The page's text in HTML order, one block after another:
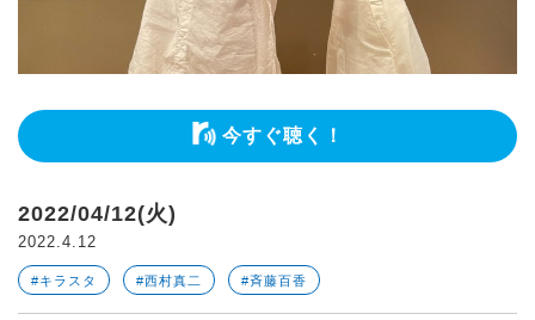
今すぐ聴く！
2022/04/12(火)
2022.4.12
#キラスタ #西村真二 #斉藤百香